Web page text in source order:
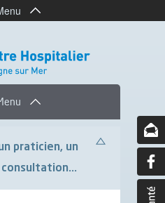
praticien, un